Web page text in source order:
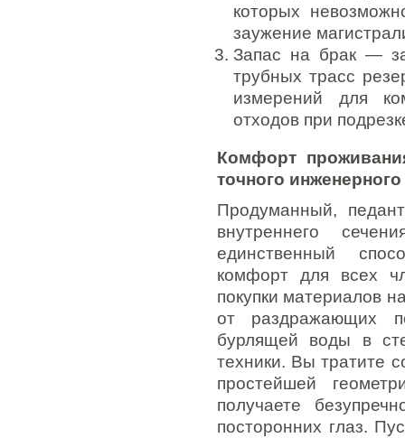
которых
заужение
Запас на брак —
трубных трасс
измерений для
отходов при
Комфорт
точного
Продуманный,
внутреннего
единственный
комфорт для всех
покупки материалов
от раздражающих
бурлящей воды в
техники. Вы тратите
простейшей
получаете
посторонних глаз.